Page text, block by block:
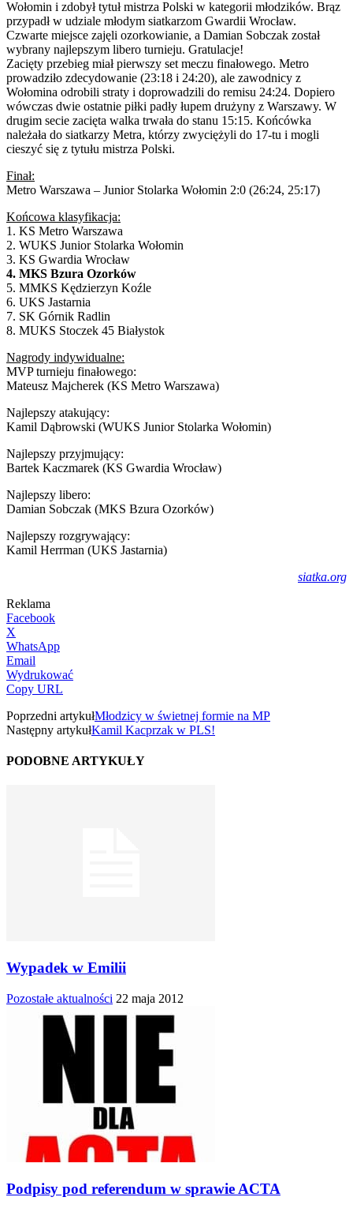
Wołomin i zdobył tytuł mistrza Polski w kategorii młodzików. Brąz
przypadł w udziale młodym siatkarzom Gwardii Wrocław.
Czwarte miejsce zajęli ozorkowianie, a Damian Sobczak został
wybrany najlepszym libero turnieju. Gratulacje!
Zacięty przebieg miał pierwszy set meczu finałowego. Metro
prowadziło zdecydowanie (23:18 i 24:20), ale zawodnicy z
Wołomina odrobili straty i doprowadzili do remisu 24:24. Dopiero
wówczas dwie ostatnie piłki padły łupem drużyny z Warszawy. W
drugim secie zacięta walka trwała do stanu 15:15. Końcówka
należała do siatkarzy Metra, którzy zwyciężyli do 17-tu i mogli
cieszyć się z tytułu mistrza Polski.
Finał:
Metro Warszawa – Junior Stolarka Wołomin 2:0 (26:24, 25:17)
Końcowa klasyfikacja:
1. KS Metro Warszawa
2. WUKS Junior Stolarka Wołomin
3. KS Gwardia Wrocław
4. MKS Bzura Ozorków
5. MMKS Kędzierzyn Koźle
6. UKS Jastarnia
7. SK Górnik Radlin
8. MUKS Stoczek 45 Białystok
Nagrody indywidualne:
MVP turnieju finałowego:
Mateusz Majcherek (KS Metro Warszawa)
Najlepszy atakujący:
Kamil Dąbrowski (WUKS Junior Stolarka Wołomin)
Najlepszy przyjmujący:
Bartek Kaczmarek (KS Gwardia Wrocław)
Najlepszy libero:
Damian Sobczak (MKS Bzura Ozorków)
Najlepszy rozgrywający:
Kamil Herrman (UKS Jastarnia)
siatka.org
Reklama
Facebook
X
WhatsApp
Email
Wydrukować
Copy URL
Poprzedni artykułMłodzicy w świetnej formie na MP
Następny artykułKamil Kacprzak w PLS!
PODOBNE ARTYKUŁY
Wypadek w Emilii
Pozostałe aktualności 22 maja 2012
Podpisy pod referendum w sprawie ACTA